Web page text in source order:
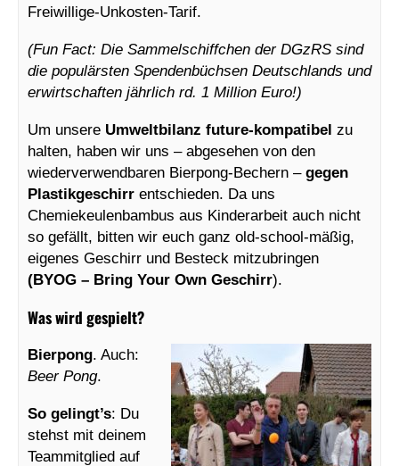
Freiwillige-Unkosten-Tarif.
(Fun Fact: Die Sammelschiffchen der DGzRS sind
die populärsten Spendenbüchsen Deutschlands und
erwirtschaften jährlich rd. 1 Million Euro!)
Um unsere Umweltbilanz future-kompatibel zu
halten, haben wir uns – abgesehen von den
wiederverwendbaren Bierpong-Bechern – gegen
Plastikgeschirr entschieden. Da uns
Chemiekeulenbambus aus Kinderarbeit auch nicht
so gefällt, bitten wir euch ganz old-school-mäßig,
eigenes Geschirr und Besteck mitzubringen
(BYOG – Bring Your Own Geschirr).
Was wird gespielt?
Bierpong. Auch:
Beer Pong.
So gelingt’s: Du
stehst mit deinem
Teammitglied auf